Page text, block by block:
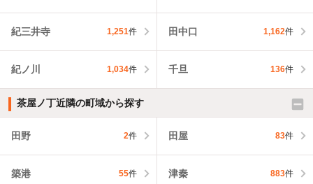
紀三井寺 1,251件 田中口 1,162件
紀ノ川 1,034件 千旦 136件
茶屋ノ丁近隣の町域から探す
田野 2件 田屋 83件
築港 55件 津秦 883件